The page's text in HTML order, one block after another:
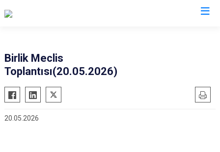
Ağaçören
Eskil
Güzelyurt
Birlik Meclis
Toplantısı(20.05.2026)
20.05.2026